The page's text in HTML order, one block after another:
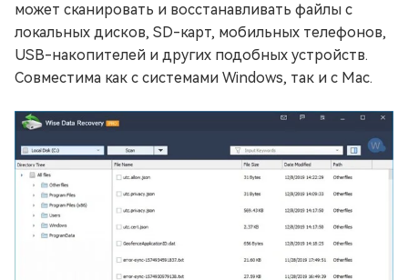
может сканировать и восстанавливать файлы с
локальных дисков, SD-карт, мобильных телефонов,
USB-накопителей и других подобных устройств.
Совместима как с системами Windows, так и с Mac.